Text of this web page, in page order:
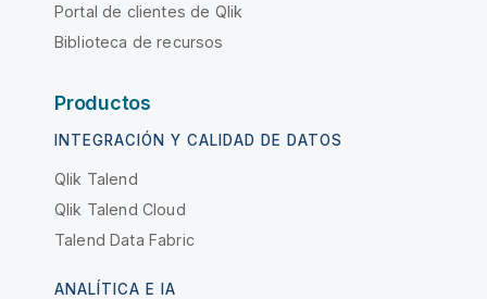
Portal de clientes de Qlik
Biblioteca de recursos
Productos
INTEGRACIÓN Y CALIDAD DE DATOS
Qlik Talend
Qlik Talend Cloud
Talend Data Fabric
ANALÍTICA E IA